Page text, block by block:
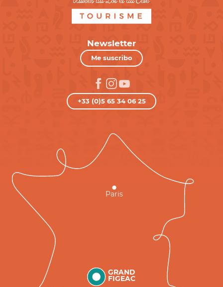
Newsletter
Me suscribo
+33 (0)5 65 34 06 25
GRAND
FIGEAC
Paris